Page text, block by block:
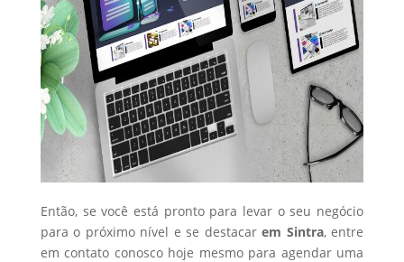
Então, se você está pronto para levar o seu negócio
para o próximo nível e se destacarem Sintra, entre
em contato conosco hoje mesmo para agendar uma